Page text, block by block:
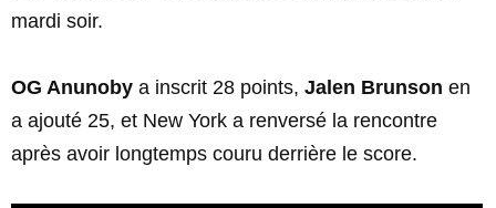
mardi soir.
OG Anunoby a inscrit 28 points, Jalen Brunson en
a ajouté 25, et New York a renversé la rencontre
après avoir longtemps couru derrière le score.